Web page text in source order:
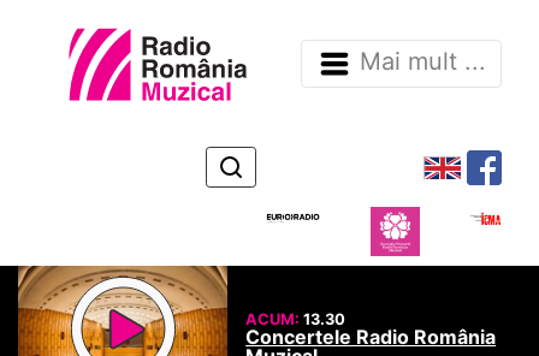
Mai mult ...
ACUM:13.30
Concertele Radio România